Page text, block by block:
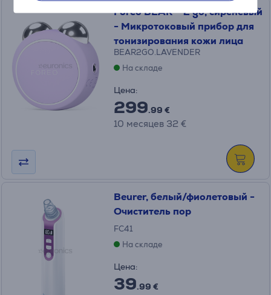
Foreo BEAR™ 2 go, сиреневый
- Микротоковый прибор для
тонизирования кожи лица
BEAR2GO.LAVENDER
На складе
Цена:
299.99 €
10 месяцев 32 €
Beurer, белый/фиолетовый -
Очиститель пор
FC41
На складе
Цена:
39.99 €